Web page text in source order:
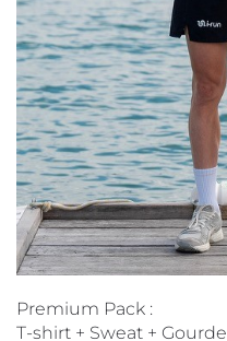
Premium Pack :
T-shirt + Sweat + Gourde